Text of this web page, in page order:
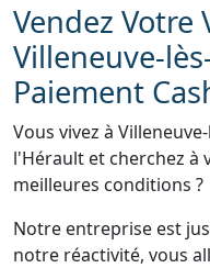
Vendez Votre
Villeneuve-
Paiement
Vous vivez à
l'Hérault et cherchez à
meilleures conditions ?
Notre entreprise est
notre réactivité, vous